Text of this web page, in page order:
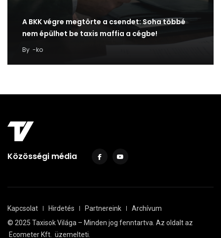
A BKK végre megtörte a csendet: Soha többé
nem épülhet be taxis maffia a cégbe!
By -ko
Közösségi média
Kapcsolat Hirdetés Partnereink
Archívum
© 2025 Taxisok Világa – Minden jog fenntartva. Az oldalt az
Ecometer Kft. üzemelteti.